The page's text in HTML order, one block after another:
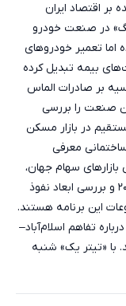
بر اقتصاد ایران
در صنعت خودرو
اما تعمیر خودروهای
بیمه تبدیل کرده
بر صادرات الماس
صنعت را بررسی
در بازار مسکن
معرفی
سهام جهان،
حضور پررنگ هوش مصنوعی در جام جهانی ۲۰۲۶ و بررسی ابعاد نفوذ
این برنامه هستند.
شماره ۶۳۶ تجارت فردا درباره تفاهم اسلام‌آباد–
«تیتر یک» شنبه